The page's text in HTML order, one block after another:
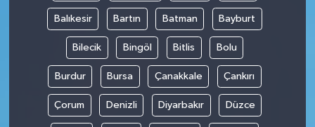
Balıkesir Bartın Batman Bayburt
Bilecik Bingöl Bitlis Bolu
Burdur Bursa Çanakkale Çankırı
Çorum Denizli Diyarbakır Düzce